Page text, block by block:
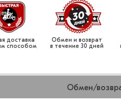
доставка
способом
Обмен и возврат
в течение 30 дней
Обмен/